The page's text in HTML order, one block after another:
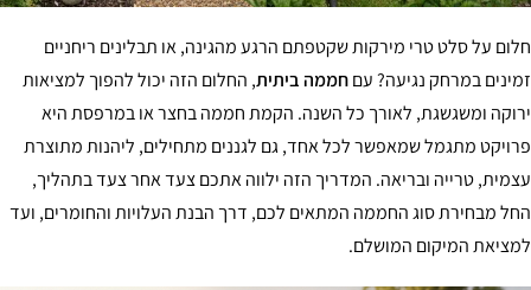
על סלט טרי מירקות שקטפתם הרגע מהגינה, או תבלינים ריחניים
במרחק נגיעה? עםחממה ביתית, החלום הזה יכול להפוך למציאות
ומשגשגת, לאורך כל השנה. הקמת חממה בחצר או במרפסת היא
מתגמל שמאפשר לכל אחד, גם לגננים מתחילים, ליהנות מתוצרת
טרייה ובריאה. המדריך הזה ילווה אתכם צעד אחר צעד בתהליך,
מבחירת סוג החממה המתאים לכם, דרך הבנת העלויות והחומרים, ועד
המיקום המושלם.